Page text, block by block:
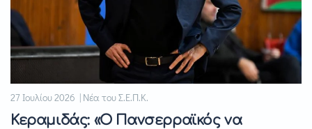
27 Ιουλίου 2026 | Νέα του Σ.Ε.Π.Κ.
Κεραμιδάς: «Ο Πανσερραϊκός να